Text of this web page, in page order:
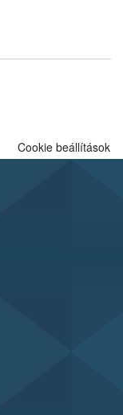
Cookie beállítások